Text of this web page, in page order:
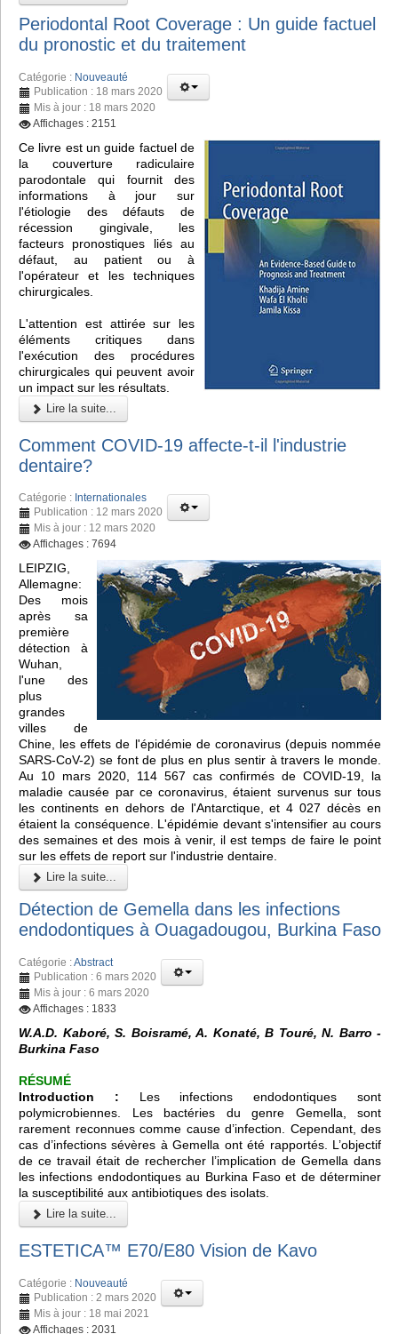
Periodontal Root Coverage : Un guide factuel
du pronostic et du traitement
Catégorie : Nouveauté
Publication : 18 mars 2020
Mis à jour : 18 mars 2020
Affichages : 2151
Ce livre est un guide factuel de
la couverture radiculaire
parodontale qui fournit des
informations à jour sur
l'étiologie des défauts de
récession gingivale, les
facteurs pronostiques liés au
défaut, au patient ou à
l'opérateur et les techniques
chirurgicales.
L'attention est attirée sur les
éléments critiques dans
l'exécution des procédures
chirurgicales qui peuvent avoir
un impact sur les résultats.
Lire la suite...
Comment COVID-19 affecte-t-il l'industrie
dentaire?
Catégorie : Internationales
Publication : 12 mars 2020
Mis à jour : 12 mars 2020
Affichages : 7694
LEIPZIG,
Allemagne:
Des mois
après sa
première
détection à
Wuhan,
l'une des
plus
grandes
villes de
Chine, les effets de l'épidémie de coronavirus (depuis nommée
SARS-CoV-2) se font de plus en plus sentir à travers le monde.
Au 10 mars 2020, 114 567 cas confirmés de COVID-19, la
maladie causée par ce coronavirus, étaient survenus sur tous
les continents en dehors de l'Antarctique, et 4 027 décès en
étaient la conséquence. L'épidémie devant s'intensifier au cours
des semaines et des mois à venir, il est temps de faire le point
sur les effets de report sur l'industrie dentaire.
Lire la suite...
Détection de Gemella dans les infections
endodontiques à Ouagadougou, Burkina Faso
Catégorie :Abstract
Publication : 6 mars 2020
Mis à jour : 6 mars 2020
Affichages : 1833
W.A.D. Kaboré, S. Boisramé, A. Konaté, B Touré, N. Barro -
Burkina Faso
RÉSUMÉ
Introduction : Les infections endodontiques sont
polymicrobiennes. Les bactéries du genre Gemella, sont
rarement reconnues comme cause d’infection. Cependant, des
cas d’infections sévères à Gemella ont été rapportés. L’objectif
de ce travail était de rechercher l’implication de Gemella dans
les infections endodontiques au Burkina Faso et de déterminer
la susceptibilité aux antibiotiques des isolats.
Lire la suite...
ESTETICA™️ E70/E80 Vision de Kavo
Catégorie : Nouveauté
Publication : 2 mars 2020
Mis à jour : 18 mai 2021
Affichages : 2031